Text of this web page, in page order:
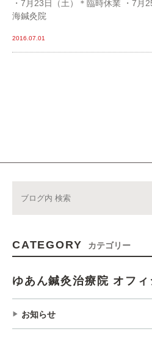
・7月23日（土）＊臨時休業 ・7月
海鍼灸院
2016.07.01
CATEGORY カテゴリー
ゆあん鍼灸治療院 オフ
お知らせ